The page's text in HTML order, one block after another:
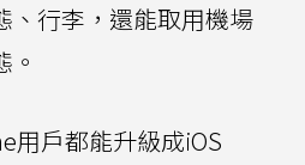
、行李，還能取用機場
用戶都能升級成iOS